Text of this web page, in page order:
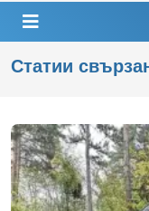
Статии